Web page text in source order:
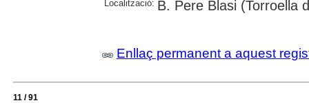
Localització: B. Pere Blasi (Torroella
Enllaç permanent a aquest
11 / 91